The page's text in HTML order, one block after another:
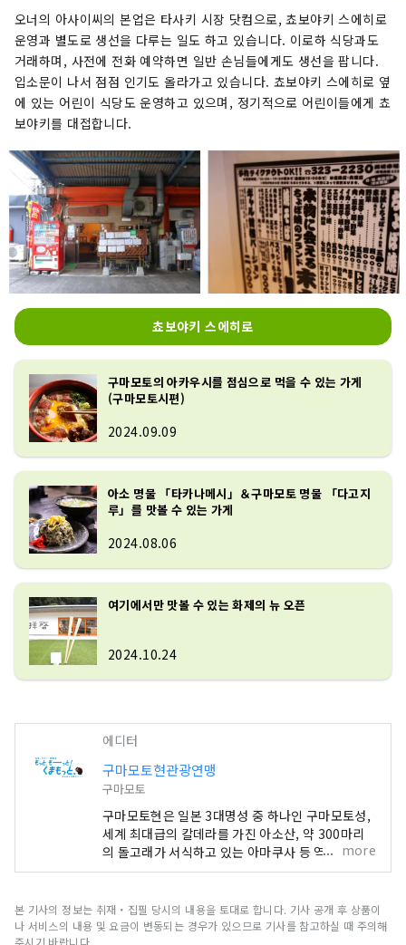
오너의 아사이씨의 본업은 타사키 시장 닷컴으로, 쵸보야키 스에히로
운영과 별도로 생선을 다루는 일도 하고 있습니다. 이로하 식당과도
거래하며, 사전에 전화 예약하면 일반 손님들에게도 생선을 팝니다.
입소문이 나서 점점 인기도 올라가고 있습니다. 쵸보야키 스에히로 옆
에 있는 어린이 식당도 운영하고 있으며, 정기적으로 어린이들에게 쵸
보야키를 대접합니다.
쵸보야키 스에히로
구마모토의 아카우시를 점심으로 먹을 수 있는 가게
(구마모토시편)
2024.09.09
아소 명물 「타카나메시」＆구마모토 명물 「다고지
루」를 맛볼 수 있는 가게
2024.08.06
여기에서만 맛볼 수 있는 화제의 뉴 오픈
2024.10.24
에디터
구마모토현관광연맹
구마모토
구마모토현은 일본 3대명성 중 하나인 구마모토성,
세계 최대급의 칼데라를 가진 아소산, 약 300마리
의 돌고래가 서식하고 있는 아마쿠사 등 역사와 대
자연이 공존하는 도시입니다. 일본에서 제일 유명한
몬을 만날 수 있을지도 모른다는 두근거림이 있습니
다! 또한 세계적으로 유명한 만화 원피스의 작가 오
more
본 기사의 정보는 취재・집필 당시의 내용을 토대로 합니다. 기사 공개 후 상품이
나 서비스의 내용 및 요금이 변동되는 경우가 있으므로 기사를 참고하실 때 주의해
주시기 바랍니다.